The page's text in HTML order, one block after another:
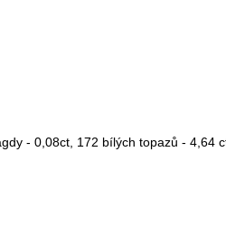
- 0,08ct, 172 bílých topazů - 4,64